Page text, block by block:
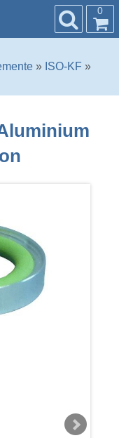
0
» ISO-KF »